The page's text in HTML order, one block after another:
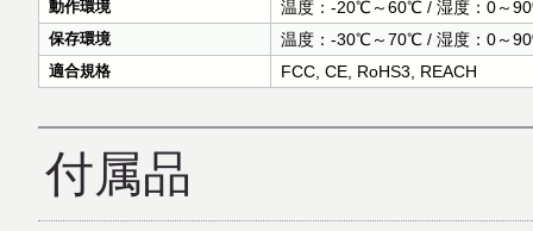
動作環境 温度：-20℃～60℃ / 湿度：0～
保存環境 温度：-30℃～70℃ / 湿度：0～
適合規格 FCC, CE, RoHS3, REACH
付属品